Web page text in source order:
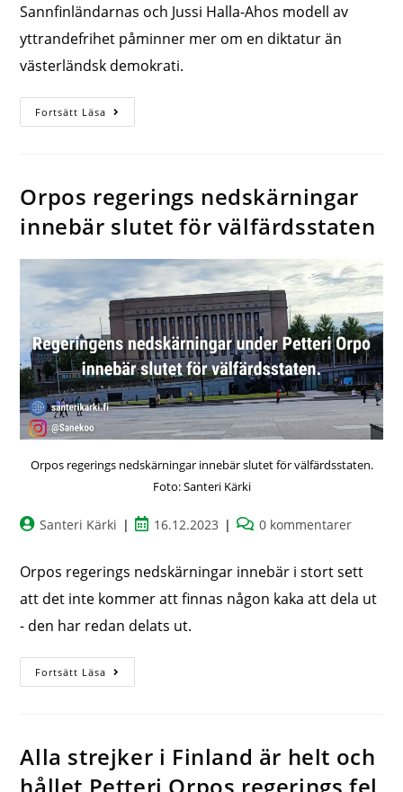
Sannfinländarnas och Jussi Halla-Ahos modell av
yttrandefrihet påminner mer om en diktatur än
västerländsk demokrati.
Fortsätt Läsa
Orpos regerings nedskärningar
innebär slutet för välfärdsstaten
Orpos regerings nedskärningar innebär slutet för välfärdsstaten.
Foto: Santeri Kärki
Santeri Kärki 16.12.2023 0 kommentarer
Orpos regerings nedskärningar innebär i stort sett
att det inte kommer att finnas någon kaka att dela ut
- den har redan delats ut.
Fortsätt Läsa
Alla strejker i Finland är helt och